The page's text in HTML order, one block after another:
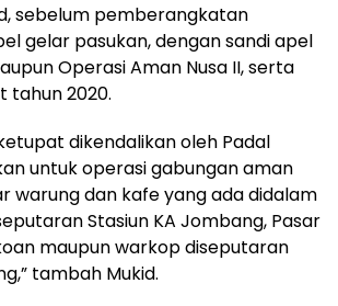
sebelum pemberangkatan
gelar pasukan, dengan sandi apel
Operasi Aman Nusa II, serta
tahun 2020.
dikendalikan oleh Padal
untuk operasi gabungan aman
warung dan kafe yang ada didalam
Stasiun KA Jombang, Pasar
maupun warkop diseputaran
tambah Mukid.